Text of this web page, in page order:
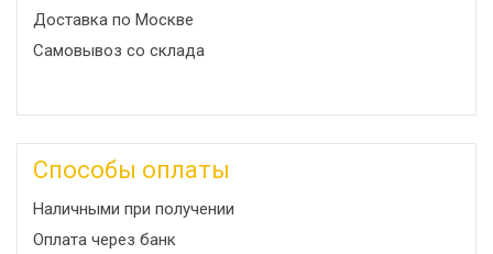
Доставка по Москве
Самовывоз со склада
Способы оплаты
Наличными при получении
Оплата через банк